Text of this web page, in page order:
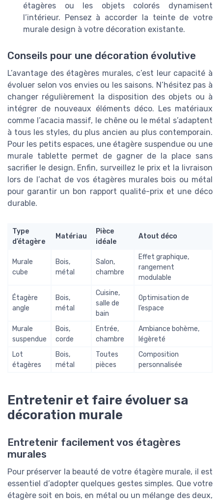
étagères ou les objets colorés dynamisent
l’intérieur. Pensez à accorder la teinte de votre
murale design à votre décoration existante.
Conseils pour une décoration évolutive
L’avantage des étagères murales, c’est leur capacité à
évoluer selon vos envies ou les saisons. N’hésitez pas à
changer régulièrement la disposition des objets ou à
intégrer de nouveaux éléments déco. Les matériaux
comme l’acacia massif, le chêne ou le métal s’adaptent
à tous les styles, du plus ancien au plus contemporain.
Pour les petits espaces, une étagère suspendue ou une
murale tablette permet de gagner de la place sans
sacrifier le design. Enfin, surveillez le prix et la livraison
lors de l’achat de vos étagères murales bois ou métal
pour garantir un bon rapport qualité-prix et une déco
durable.
Type
d’étagère
Matériau
Pièce
idéale
Atout déco
Murale
cube
Bois,
métal
Salon,
chambre
Effet graphique,
rangement
modulable
Étagère
angle
Bois,
métal
Cuisine,
salle de
bain
Optimisation de
l’espace
Murale
suspendue
Bois,
corde
Entrée,
chambre
Ambiance bohème,
légèreté
Lot
étagères
Bois,
métal
Toutes
pièces
Composition
personnalisée
Entretenir et faire évoluer sa
décoration murale
Entretenir facilement vos étagères
murales
Pour préserver la beauté de votre étagère murale, il est
essentiel d’adopter quelques gestes simples. Que votre
étagère soit en bois, en métal ou un mélange des deux,